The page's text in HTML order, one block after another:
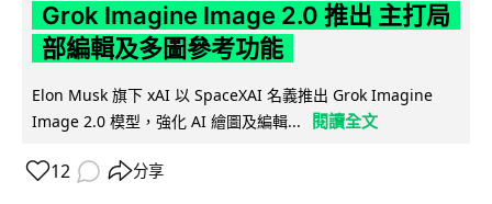
Grok Imagine Image 2.0 推出 主打局
部編輯及多圖參考功能
Elon Musk 旗下 xAI 以 SpaceXAI 名義推出 Grok Imagine
Image 2.0 模型，強化 AI 繪圖及編輯...
閱讀全文
12 分享